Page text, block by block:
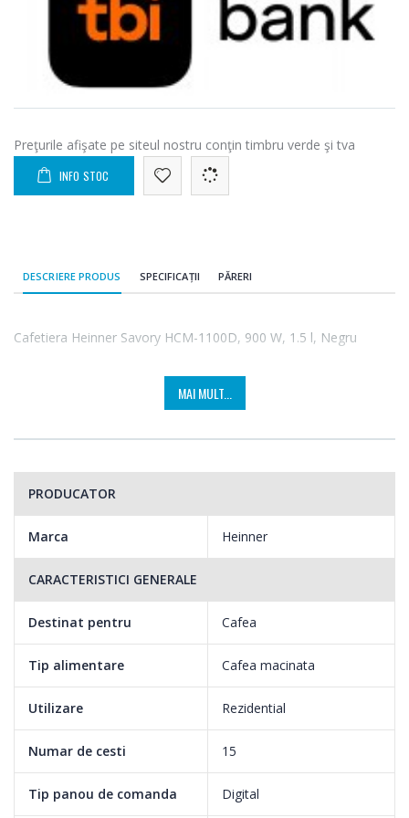
Preţurile afişate pe siteul nostru conţin timbru verde şi tva
INFO STOC
DESCRIERE PRODUS SPECIFICAȚII PĂRERI
Cafetiera Heinner Savory HCM-1100D, 900 W, 1.5 l, Negru
MAI MULT...
PRODUCATOR
Marca Heinner
CARACTERISTICI GENERALE
Destinat pentru Cafea
Tip alimentare Cafea macinata
Utilizare Rezidential
Numar de cesti 15
Tip panou de comanda Digital